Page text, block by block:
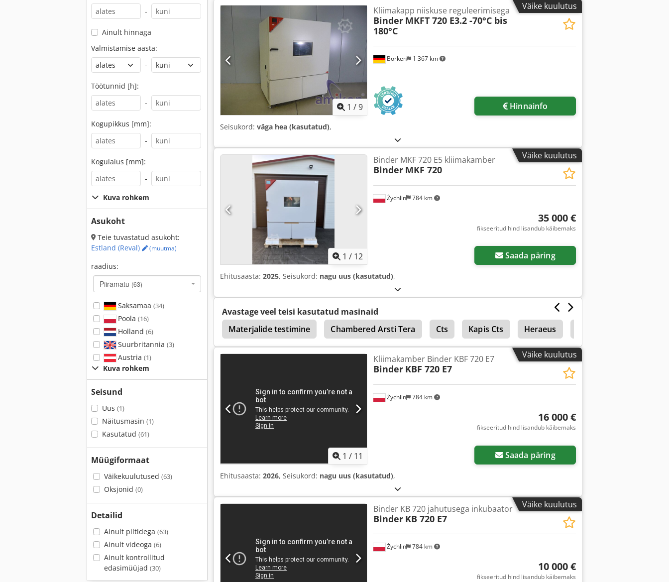
-
Ainult hinnaga
Valmistamise aasta:
-
Töötunnid [h]:
-
Kogupikkus [mm]:
-
Kogulaius [mm]:
-
Kuva rohkem
Asukoht
Teie tuvastatud asukoht:
Estland (Reval)
(muutma)
raadius:
Piiramatu (63)
Saksamaa (34)
Poola (16)
Holland (6)
Suurbritannia (3)
Austria (1)
Kuva rohkem
Seisund
Uus (1)
Näitusmasin (1)
Kasutatud (61)
Müügiformaat
Väikekuulutused (63)
Oksjonid (0)
Detailid
Ainult piltidega (63)
Ainult videoga (6)
Ainult kontrollitud
edasimüüjad (30)
Väike kuulutus
1 /9
Borken 1 367 km
Kliimakapp niiskuse reguleerimisega
Binder MKFT 720 E3.2 -70°C bis
180°C
Hinnainfo
Seisukord: väga hea (kasutatud),
Väike kuulutus
1 / 12
Żychlin 784 km
Binder MKF 720 E5 kliimakamber
Binder MKF 720
35 000 €
fikseeritud hind lisandub käibemaks
Saada päring
Ehitusaasta: 2025, Seisukord: nagu uus (kasutatud),
Avastage veel teisi kasutatud masinaid
Materjalide testimine
Chambered Arsti Tera Cts Kapis Cts Heraeus
Tsentrifuug
Väike kuulutus
1 / 11
Żychlin 784 km
Kliimakamber Binder KBF 720 E7
Binder KBF 720 E7
16 000 €
fikseeritud hind lisandub käibemaks
Saada päring
Ehitusaasta: 2026, Seisukord: nagu uus (kasutatud),
Väike kuulutus
Żychlin 784 km
Binder KB 720 jahutusega inkubaator
Binder KB 720 E7
10 000 €
fikseeritud hind lisandub käibemaks